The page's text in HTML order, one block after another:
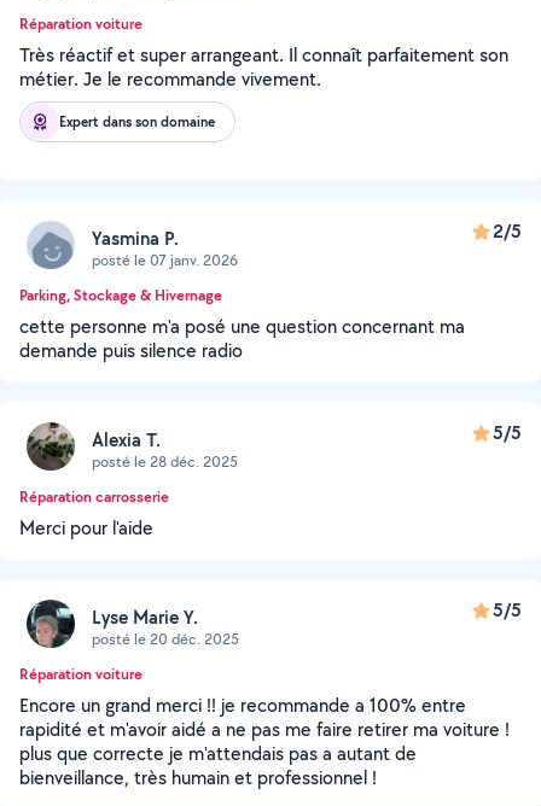
Réparation voiture
Très réactif et super arrangeant. Il connaît parfaitement son
métier. Je le recommande vivement.
Expert dans son domaine
Yasmina P.
posté le 07 janv. 2026
2/5
Parking, Stockage & Hivernage
cette personne m'a posé une question concernant ma
demande puis silence radio
Alexia T.
posté le 28 déc. 2025
5/5
Réparation carrosserie
Merci pour l'aide
Lyse Marie Y.
posté le 20 déc. 2025
5/5
Réparation voiture
Encore un grand merci !! je recommande a 100% entre
rapidité et m'avoir aidé a ne pas me faire retirer ma voiture !
plus que correcte je m'attendais pas a autant de
bienveillance, très humain et professionnel !